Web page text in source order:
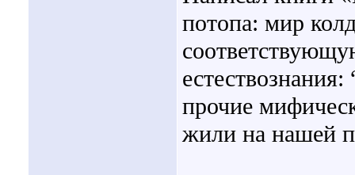
потопа: мир
прочие
жили на нашей